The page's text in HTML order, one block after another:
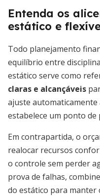
Entenda os
estático e
Todo planejamento
equilíbrio entre
estático serve como
claras e alcançáveis
ajuste automaticamente
estabelece um ponto de
Em contrapartida, o
realocar recursos
o controle sem perder
prova de falhas,
do estático para manter